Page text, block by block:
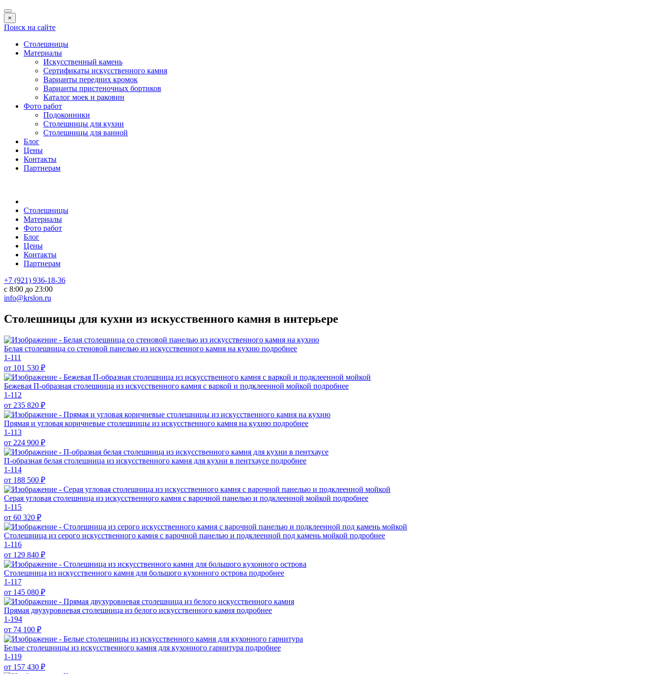
×
Поиск на сайте
Столешницы
Материалы
Искусственный камень
Сертификаты искусственного камня
Варианты передних кромок
Варианты пристеночных бортиков
Каталог моек и раковин
Фото работ
Подоконники
Столешницы для кухни
Столешницы для ванной
Блог
Цены
Контакты
Партнерам
Столешницы
Материалы
Фото работ
Блог
Цены
Контакты
Партнерам
+7 (921) 936-18-36
с 8:00 до 23:00
info@krslon.ru
Столешницы для кухни из искусственного камня в интерьере
Белая столешница со стеновой панелью из искусственного камня на кухню подробнее
1-111
от 101 530 ₽
Бежевая П-образная столешница из искусственного камня с варкой и подклеенной мойкой подробнее
1-112
от 235 820 ₽
Прямая и угловая коричневые столешницы из искусственного камня на кухню подробнее
1-113
от 224 900 ₽
П-образная белая столешница из искусственного камня для кухни в пентхаусе подробнее
1-114
от 188 500 ₽
Серая угловая столешница из искусственного камня с варочной панелью и подклеенной мойкой подробнее
1-115
от 60 320 ₽
Столешница из серого искусственного камня с варочной панелью и подклеенной под камень мойкой подробнее
1-116
от 129 840 ₽
Столешница из искусственного камня для большого кухонного острова подробнее
1-117
от 145 080 ₽
Прямая двухуровневая столешница из белого искусственного камня подробнее
1-194
от 74 100 ₽
Белые столешницы из искусственного камня для кухонного гарнитура подробнее
1-119
от 157 430 ₽